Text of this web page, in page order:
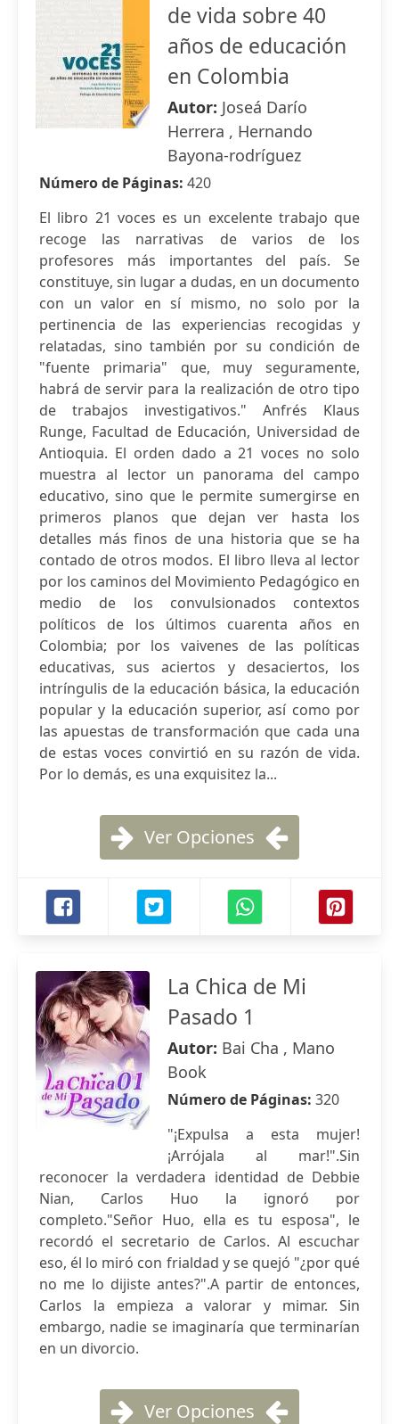
de vida sobre 40
años de educación
en Colombia
Autor: Joseá Darío
Herrera , Hernando
Bayona-rodríguez
Número de Páginas: 420
El libro 21 voces es un excelente trabajo que
recoge las narrativas de varios de los
profesores más importantes del país. Se
constituye, sin lugar a dudas, en un documento
con un valor en sí mismo, no solo por la
pertinencia de las experiencias recogidas y
relatadas, sino también por su condición de
"fuente primaria" que, muy seguramente,
habrá de servir para la realización de otro tipo
de trabajos investigativos." Anfrés Klaus
Runge, Facultad de Educación, Universidad de
Antioquia. El orden dado a 21 voces no solo
muestra al lector un panorama del campo
educativo, sino que le permite sumergirse en
primeros planos que dejan ver hasta los
detalles más finos de una historia que se ha
contado de otros modos. El libro lleva al lector
por los caminos del Movimiento Pedagógico en
medio de los convulsionados contextos
políticos de los últimos cuarenta años en
Colombia; por los vaivenes de las políticas
educativas, sus aciertos y desaciertos, los
intríngulis de la educación básica, la educación
popular y la educación superior, así como por
las apuestas de transformación que cada una
de estas voces convirtió en su razón de vida.
Por lo demás, es una exquisitez la...
Ver Opciones
La Chica de Mi
Pasado 1
Autor: Bai Cha , Mano
Book
Número de Páginas: 320
"¡Expulsa a esta mujer!
¡Arrójala al mar!".Sin
reconocer la verdadera identidad de Debbie
Nian, Carlos Huo la ignoró por
completo."Señor Huo, ella es tu esposa", le
recordó el secretario de Carlos. Al escuchar
eso, él lo miró con frialdad y se quejó "¿por qué
no me lo dijiste antes?".A partir de entonces,
Carlos la empieza a valorar y mimar. Sin
embargo, nadie se imaginaría que terminarían
en un divorcio.
Ver Opciones